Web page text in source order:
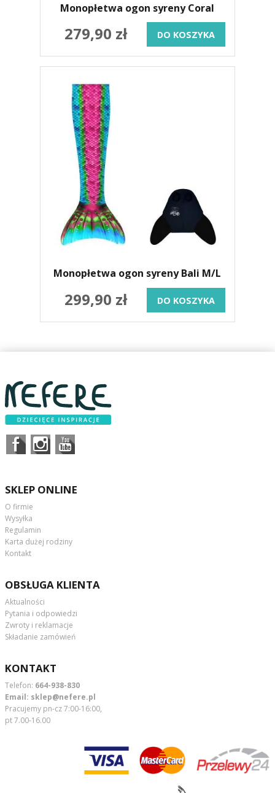
Monopłetwa ogon syreny Coral
279,90 zł DO KOSZYKA
Monopłetwa ogon syreny Bali M/L
299,90 zł DO KOSZYKA
SKLEP ONLINE
O firmie
Wysyłka
Regulamin
Karta dużej rodziny
Kontakt
OBSŁUGA KLIENTA
Aktualności
Pytania i odpowiedzi
Zwroty i reklamacje
Składanie zamówień
KONTAKT
Telefon: 664-938-830
Email: sklep@nefere.pl
Pracujemy pn-cz 7:00-16:00,
pt 7.00-16.00